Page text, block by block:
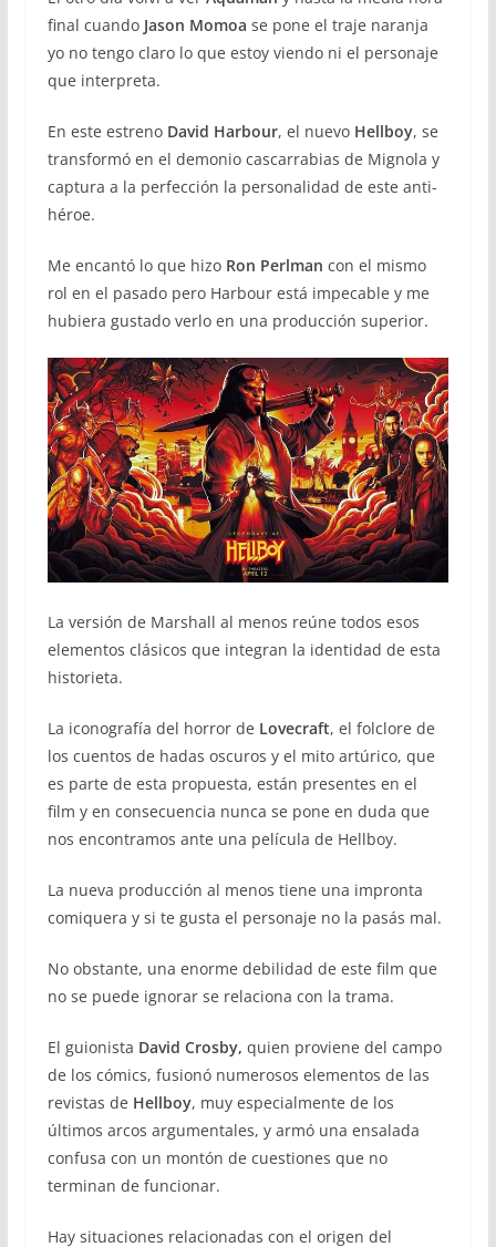
final cuando Jason Momoa se pone el traje naranja
yo no tengo claro lo que estoy viendo ni el personaje
que interpreta.
En este estreno David Harbour, el nuevo Hellboy, se
transformó en el demonio cascarrabias de Mignola y
captura a la perfección la personalidad de este anti-
héroe.
Me encantó lo que hizoRon Perlman con el mismo
rol en el pasado pero Harbour está impecable y me
hubiera gustado verlo en una producción superior.
La versión de Marshall al menos reúne todos esos
elementos clásicos que integran la identidad de esta
historieta.
La iconografía del horror de Lovecraft, el folclore de
los cuentos de hadas oscuros y el mito artúrico, que
es parte de esta propuesta, están presentes en el
film y en consecuencia nunca se pone en duda que
nos encontramos ante una película de Hellboy.
La nueva producción al menos tiene una impronta
comiquera y si te gusta el personaje no la pasás mal.
No obstante, una enorme debilidad de este film que
no se puede ignorar se relaciona con la trama.
El guionista David Crosby, quien proviene del campo
de los cómics, fusionó numerosos elementos de las
revistas de Hellboy, muy especialmente de los
últimos arcos argumentales, y armó una ensalada
confusa con un montón de cuestiones que no
terminan de funcionar.
Hay situaciones relacionadas con el origen del